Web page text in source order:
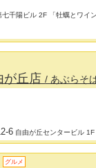
七千陽ビル 2F 「牡蠣とワイ
が丘店/ あぶらそ
6 自由が丘センタービル 1F
グルメ